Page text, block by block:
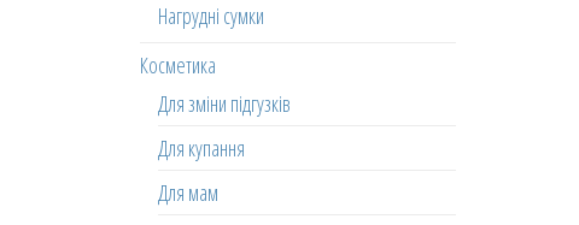
Нагрудні сумки
Косметика
Для зміни підгузків
Для купання
Для мам